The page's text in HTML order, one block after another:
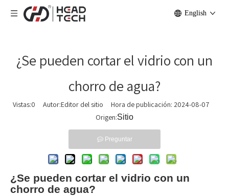
English
¿Se pueden cortar el vidrio con un
chorro de agua?
Vistas:0 Autor:Editor del sitio Hora de publicación: 2024-08-07
Origen:Sitio
Preguntar
¿Se pueden cortar el vidrio con un
chorro de agua?